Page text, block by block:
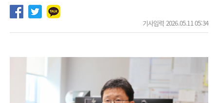
기사입력 2026.05.11 05:34